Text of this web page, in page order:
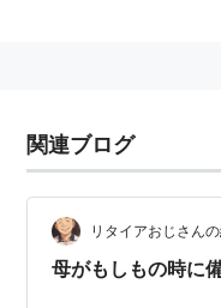
関連ブログ
リタイアおじさん
母がもしもの時に